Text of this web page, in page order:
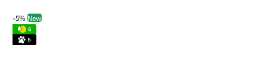
-5% New